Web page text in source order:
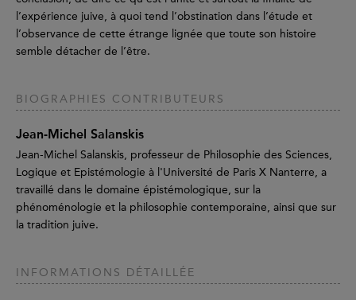
l’expérience juive, à quoi tend l’obstination dans l’étude et
l’observance de cette étrange lignée que toute son histoire
semble détacher de l’être.
BIOGRAPHIES CONTRIBUTEURS
Jean-Michel Salanskis
Jean-Michel Salanskis, professeur de Philosophie des Sciences,
Logique et Epistémologie à l'Université de Paris X Nanterre, a
travaillé dans le domaine épistémologique, sur la
phénoménologie et la philosophie contemporaine, ainsi que sur
la tradition juive.
INFORMATIONS DÉTAILLÉE